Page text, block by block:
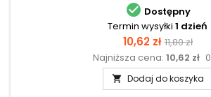
 Dostępny
Termin wysyłki 1 dzień
Cena
10,62 zł Cena
11,80 zł
Najniższa cena: 10,62 zł
 Dodaj do koszyka